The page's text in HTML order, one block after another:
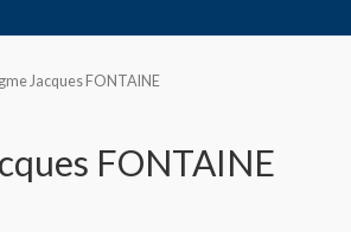
Jacques FONTAINE
FONTAINE